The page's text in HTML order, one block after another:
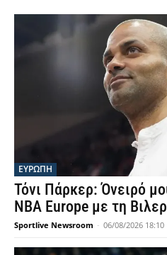
ΕΥΡΩΠΗ
Τόνι Πάρκερ: Όνειρό
NBA Europe με τη
Sportlive Newsroom - 06/08/2026 18:10